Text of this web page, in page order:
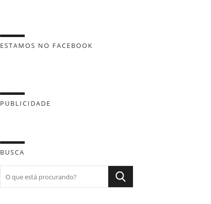
ESTAMOS NO FACEBOOK
PUBLICIDADE
BUSCA